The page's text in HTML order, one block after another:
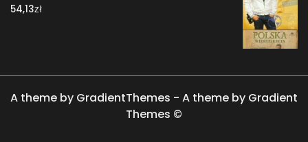
54,13zł
A theme by GradientThemes - A theme by Gradient
Themes ©